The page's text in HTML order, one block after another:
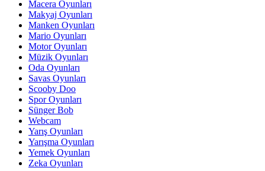
Macera Oyunları
Makyaj Oyunları
Manken Oyunları
Mario Oyunları
Motor Oyunları
Müzik Oyunları
Oda Oyunları
Savas Oyunları
Scooby Doo
Spor Oyunları
Sünger Bob
Webcam
Yarış Oyunları
Yarışma Oyunları
Yemek Oyunları
Zeka Oyunları